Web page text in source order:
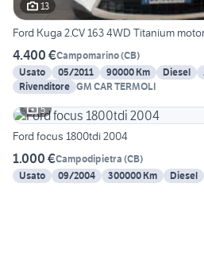
13
Ford Kuga 2.CV 163 4WD Titanium
4.400 €Campomarino(CB)
Usato
05/2011 90000 Km Diesel
Rivenditore GM CAR TERMOLI
5
Ford focus 1800tdi 2004
1.000 €Campodipietra (CB)
Usato
09/2004 300000 Km Diesel